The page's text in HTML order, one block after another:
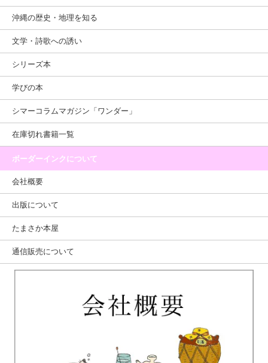
沖縄の歴史・地理を知る
文学・詩歌への誘い
シリーズ本
学びの本
シマーコラムマガジン「ワンダー」
在庫切れ書籍一覧
ボーダーインクについて
会社概要
出版について
たまさか本屋
通信販売について